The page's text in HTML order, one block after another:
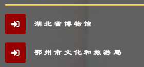
湖北省博物馆
鄂州市文化和旅游局